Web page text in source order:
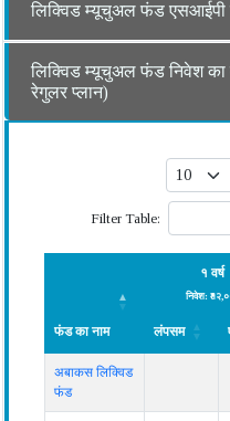
लिक्विड म्यूचुअल फंड एसआईपी
लिक्विड म्यूचुअल फंड निवेश का
रेगुलर प्लान)
Filter Table:
फंड का नाम
१ वर्ष
निवेश:
लंपसम
फंड का नाम
अबाकस लिक्विड
फंड